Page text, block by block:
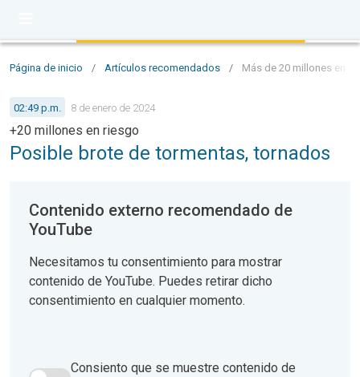
Página de inicio / Artículos recomendados / Más de 20 millones en
02:49 p.m. 8 de enero de 2024
+20 millones en riesgo
Posible brote de tormentas, tornados
Contenido externo recomendado de
YouTube
Necesitamos tu consentimiento para mostrar
contenido de YouTube. Puedes retirar dicho
consentimiento en cualquier momento.
Consiento que se muestre contenido de